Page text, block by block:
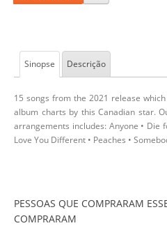
Sinopse Descrição
15 songs from the 2021 release
album charts by this Canadian star.
arrangements includes: Anyone • Die
Love You Different • Peaches •
PESSOAS QUE COMPRARAM
COMPRARAM